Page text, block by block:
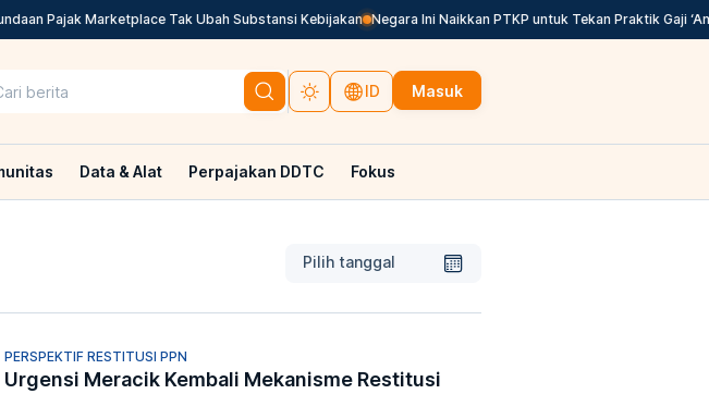
Pajak Marketplace Tak Ubah Substansi Kebijakan Negara Ini Naikkan PTKP untuk Tekan Praktik Gaji
ID Masuk
Data & Alat Perpajakan DDTC Fokus
Pilih tanggal
PERSPEKTIF RESTITUSI PPN
Urgensi Meracik Kembali Mekanisme Restitusi